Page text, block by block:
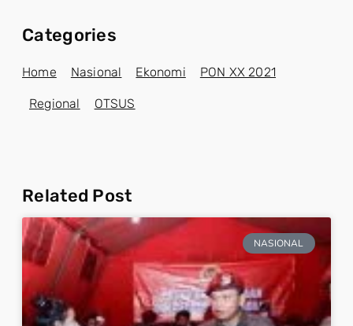
Categories
Home Nasional Ekonomi PON XX 2021
Regional OTSUS
Related Post
NASIONAL